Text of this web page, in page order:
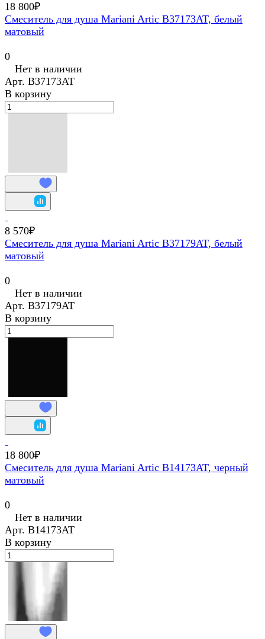
18 800₽
Смеситель для душа Mariani Artic В37173AT, белый
матовый
0
Нет в наличии
Арт. В37173AT
В корзину
8 570₽
Смеситель для душа Mariani Artic В37179AT, белый
матовый
0
Нет в наличии
Арт. В37179AT
В корзину
18 800₽
Смеситель для душа Mariani Artic В14173AT, черный
матовый
0
Нет в наличии
Арт. В14173AT
В корзину